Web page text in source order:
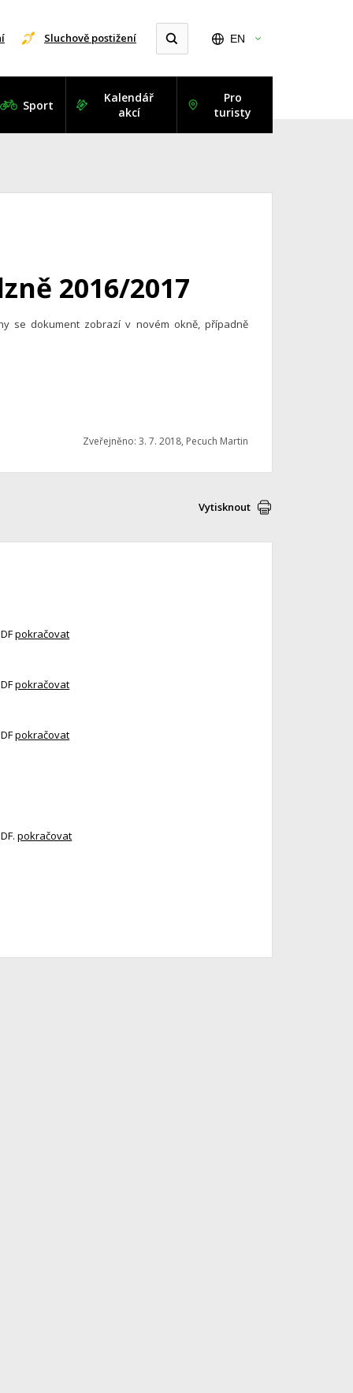
Sluchově postižení EN
Sport
Kalendář
akcí
Pro
turisty
2016/2017
se dokument zobrazí v novém okně, případně
Zveřejněno: 3. 7. 2018, Pecuch Martin
Vytisknout
pokračovat
pokračovat
pokračovat
pokračovat